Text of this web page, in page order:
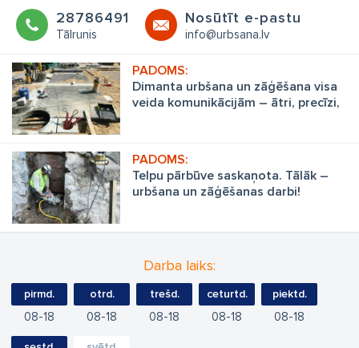
28786491
Tālrunis
Nosūtīt e-pastu
info@urbsana.lv
Dimanta urbšana un zāģēšana visa
veida komunikācijām – ātri, precīzi,
Telpu pārbūve saskaņota. Tālāk –
urbšana un zāģēšanas darbi!
Darba laiks:
pirmd.
08 18
otrd.
08 18
trešd.
08 18
ceturtd.
08 18
piektd.
08 18